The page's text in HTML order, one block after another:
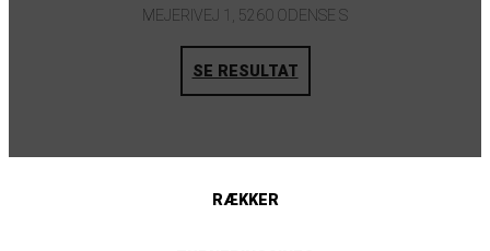
MEJERIVEJ 1, 5260 ODENSE S
SE RESULTAT
RÆKKER